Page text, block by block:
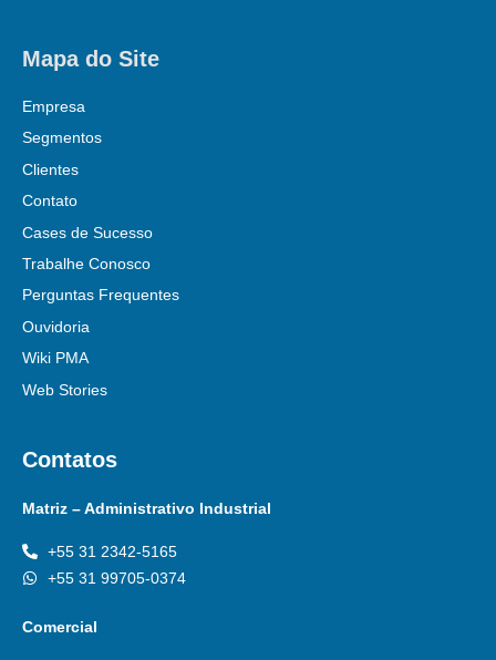
Mapa do Site
Empresa
Segmentos
Clientes
Contato
Cases de Sucesso
Trabalhe Conosco
Perguntas Frequentes
Ouvidoria
Wiki PMA
Web Stories
Contatos
Matriz – Administrativo Industrial
+55 31 2342-5165
+55 31 99705-0374
Comercial